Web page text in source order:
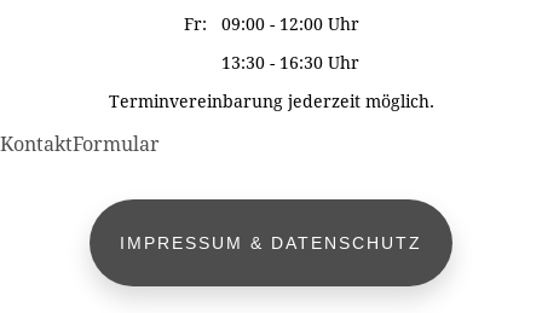
Fr: 09:00 - 12:00 Uhr
13:30 - 16:30 Uhr
Terminvereinbarung jederzeit möglich.
KontaktFormular
IMPRESSUM & DATENSCHUTZ